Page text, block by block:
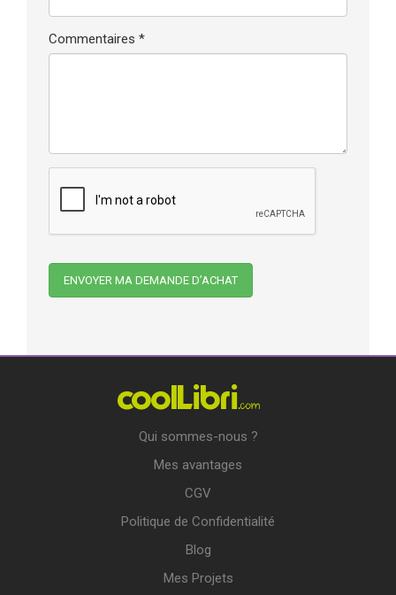
Commentaires *
Qui sommes-nous ?
Mes avantages
CGV
Politique de Confidentialité
Blog
Mes Projets